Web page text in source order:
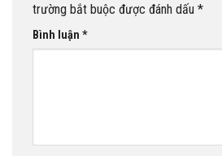
trường bắt buộc được đánh dấu *
Bình luận *